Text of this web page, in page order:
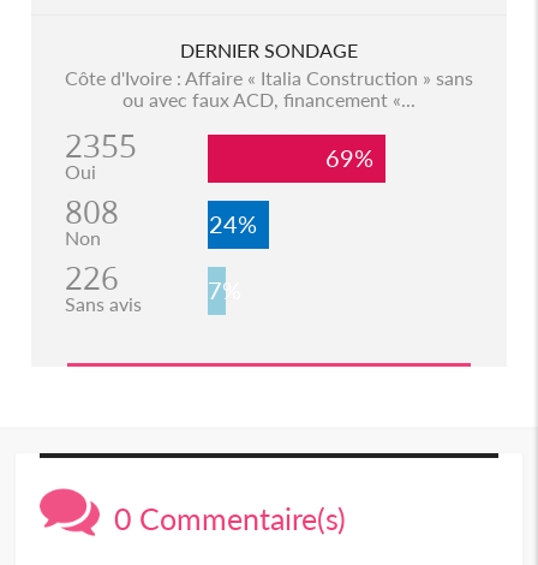
DERNIER SONDAGE
Côte d'Ivoire : Affaire « Italia Construction » sans
ou avec faux ACD, financement «...
2355
Oui 69%
808
Non 24%
226
Sans avis 7%
0 Commentaire(s)